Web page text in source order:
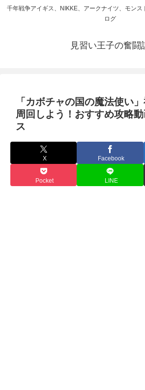
千年戦争アイギス、NIKKE、アークナイツ、モン
ログ
見習い王子の奮闘
「カボチャの国の魔法使い
周回しよう！おすすめ攻略
ス
X Facebook
Pocket LINE